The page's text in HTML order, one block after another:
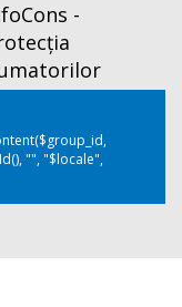
-
"", "$locale",